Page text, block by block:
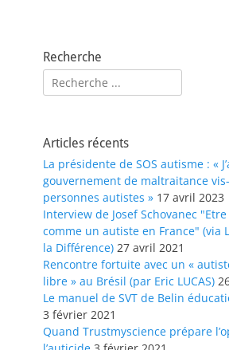
Recherche
Rechercher :
Articles récents
La présidente de SOS autisme : «
gouvernement de maltraitance
personnes autistes » 17 avril 2023
Interview de Josef Schovanec
comme un autiste en France" (via
la Différence) 27 avril 2021
Rencontre fortuite avec un «
libre » au Brésil (par Eric LUCAS)
Le manuel de SVT de Belin
3 février 2021
Quand Trustmyscience prépare